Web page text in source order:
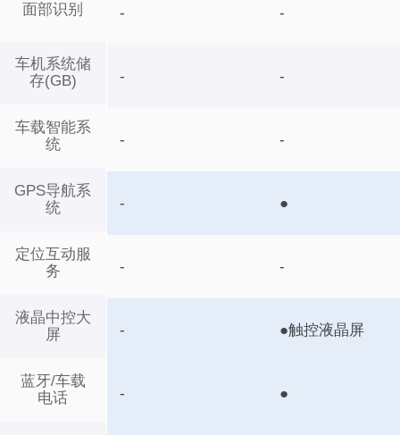
面部识别
车机系统储
存(GB)
车载智能系
统
GPS导航系
统
定位互动服
务
液晶中控大
屏
蓝牙/车载
电话
- -
- -
- -
- ●
- -
- ●触控液晶屏
- ●